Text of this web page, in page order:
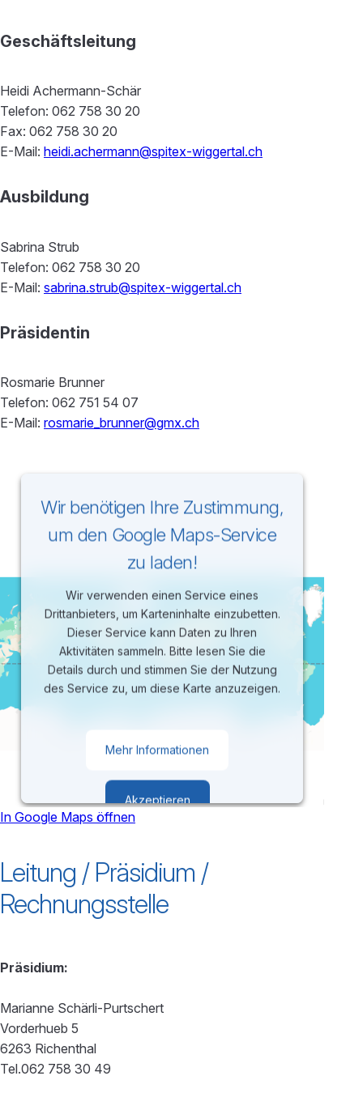
Geschäftsleitung
Heidi Achermann-Schär
Telefon: 062 758 30 20
Fax: 062 758 30 20
E-Mail: heidi.achermann@spitex-wiggertal.ch
Ausbildung
Sabrina Strub
Telefon: 062 758 30 20
E-Mail: sabrina.strub@spitex-wiggertal.ch
Präsidentin
Rosmarie Brunner
Telefon: 062 751 54 07
E-Mail: rosmarie_brunner@gmx.ch
Wir benötigen Ihre Zustimmung,
um den Google Maps-Service
zu laden!
Wir verwenden einen Service eines
Drittanbieters, um Karteninhalte einzubetten.
Dieser Service kann Daten zu Ihren
Aktivitäten sammeln. Bitte lesen Sie die
Details durch und stimmen Sie der Nutzung
des Service zu, um diese Karte anzuzeigen.
Mehr Informationen
Akzeptieren
Management Platform
In Google Maps öffnen
Leitung / Präsidium /
Rechnungsstelle
Präsidium:
Marianne Schärli-Purtschert
Vorderhueb 5
6263 Richenthal
Tel.062 758 30 49